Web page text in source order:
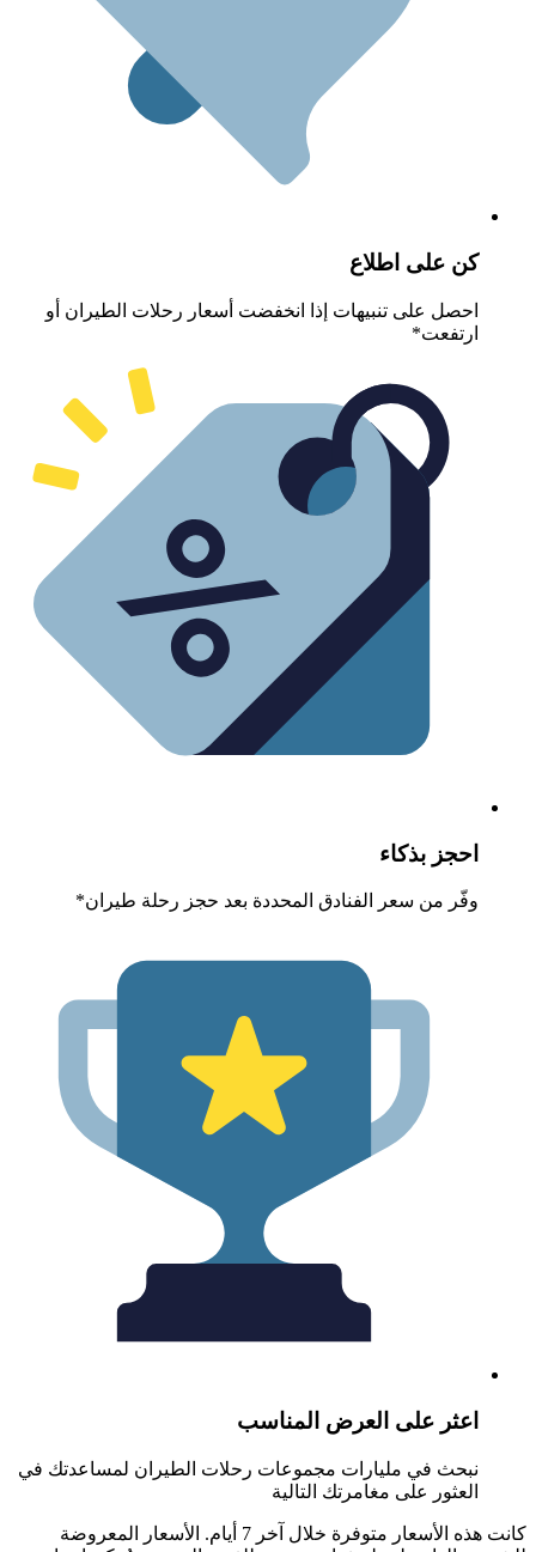
على اطلاع
على تنبيهات إذا انخفضت أسعار رحلات الطيران أو
بذكاء
من سعر الفنادق المحددة بعد حجز رحلة طيران*
على العرض المناسب
في مليارات مجموعات رحلات الطيران لمساعدتك في
على مغامرتك التالية
كانت هذه الأسعار متوفرة خلال آخر 7 أيام. الأسعار المعروضة